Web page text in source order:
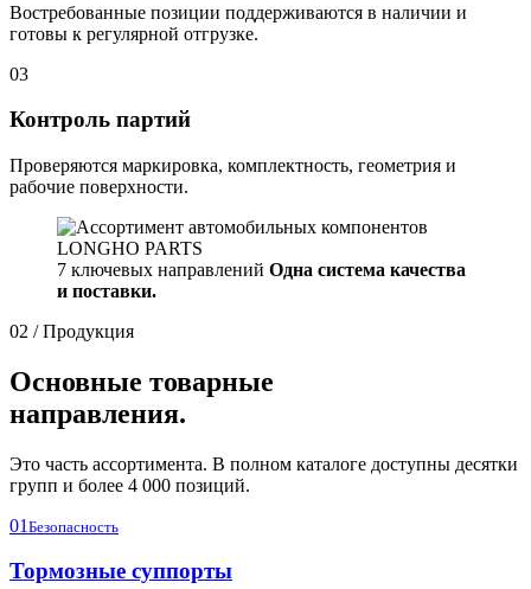
Востребованные позиции поддерживаются в наличии и
готовы к регулярной отгрузке.
03
Контроль партий
Проверяются маркировка, комплектность, геометрия и
рабочие поверхности.
7 ключевых направлений Одна система качества
и поставки.
02 / Продукция
Основные товарные
направления.
Это часть ассортимента. В полном каталоге доступны десятки
групп и более 4 000 позиций.
01 Безопасность
Тормозные суппорты